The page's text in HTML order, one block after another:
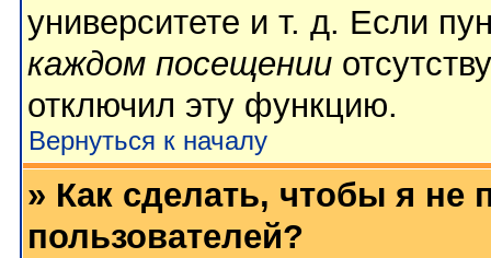
университете и т. д. Если
каждом посещении
отключил эту функцию.
Вернуться к началу
» Как сделать, чтобы я не
пользователей?